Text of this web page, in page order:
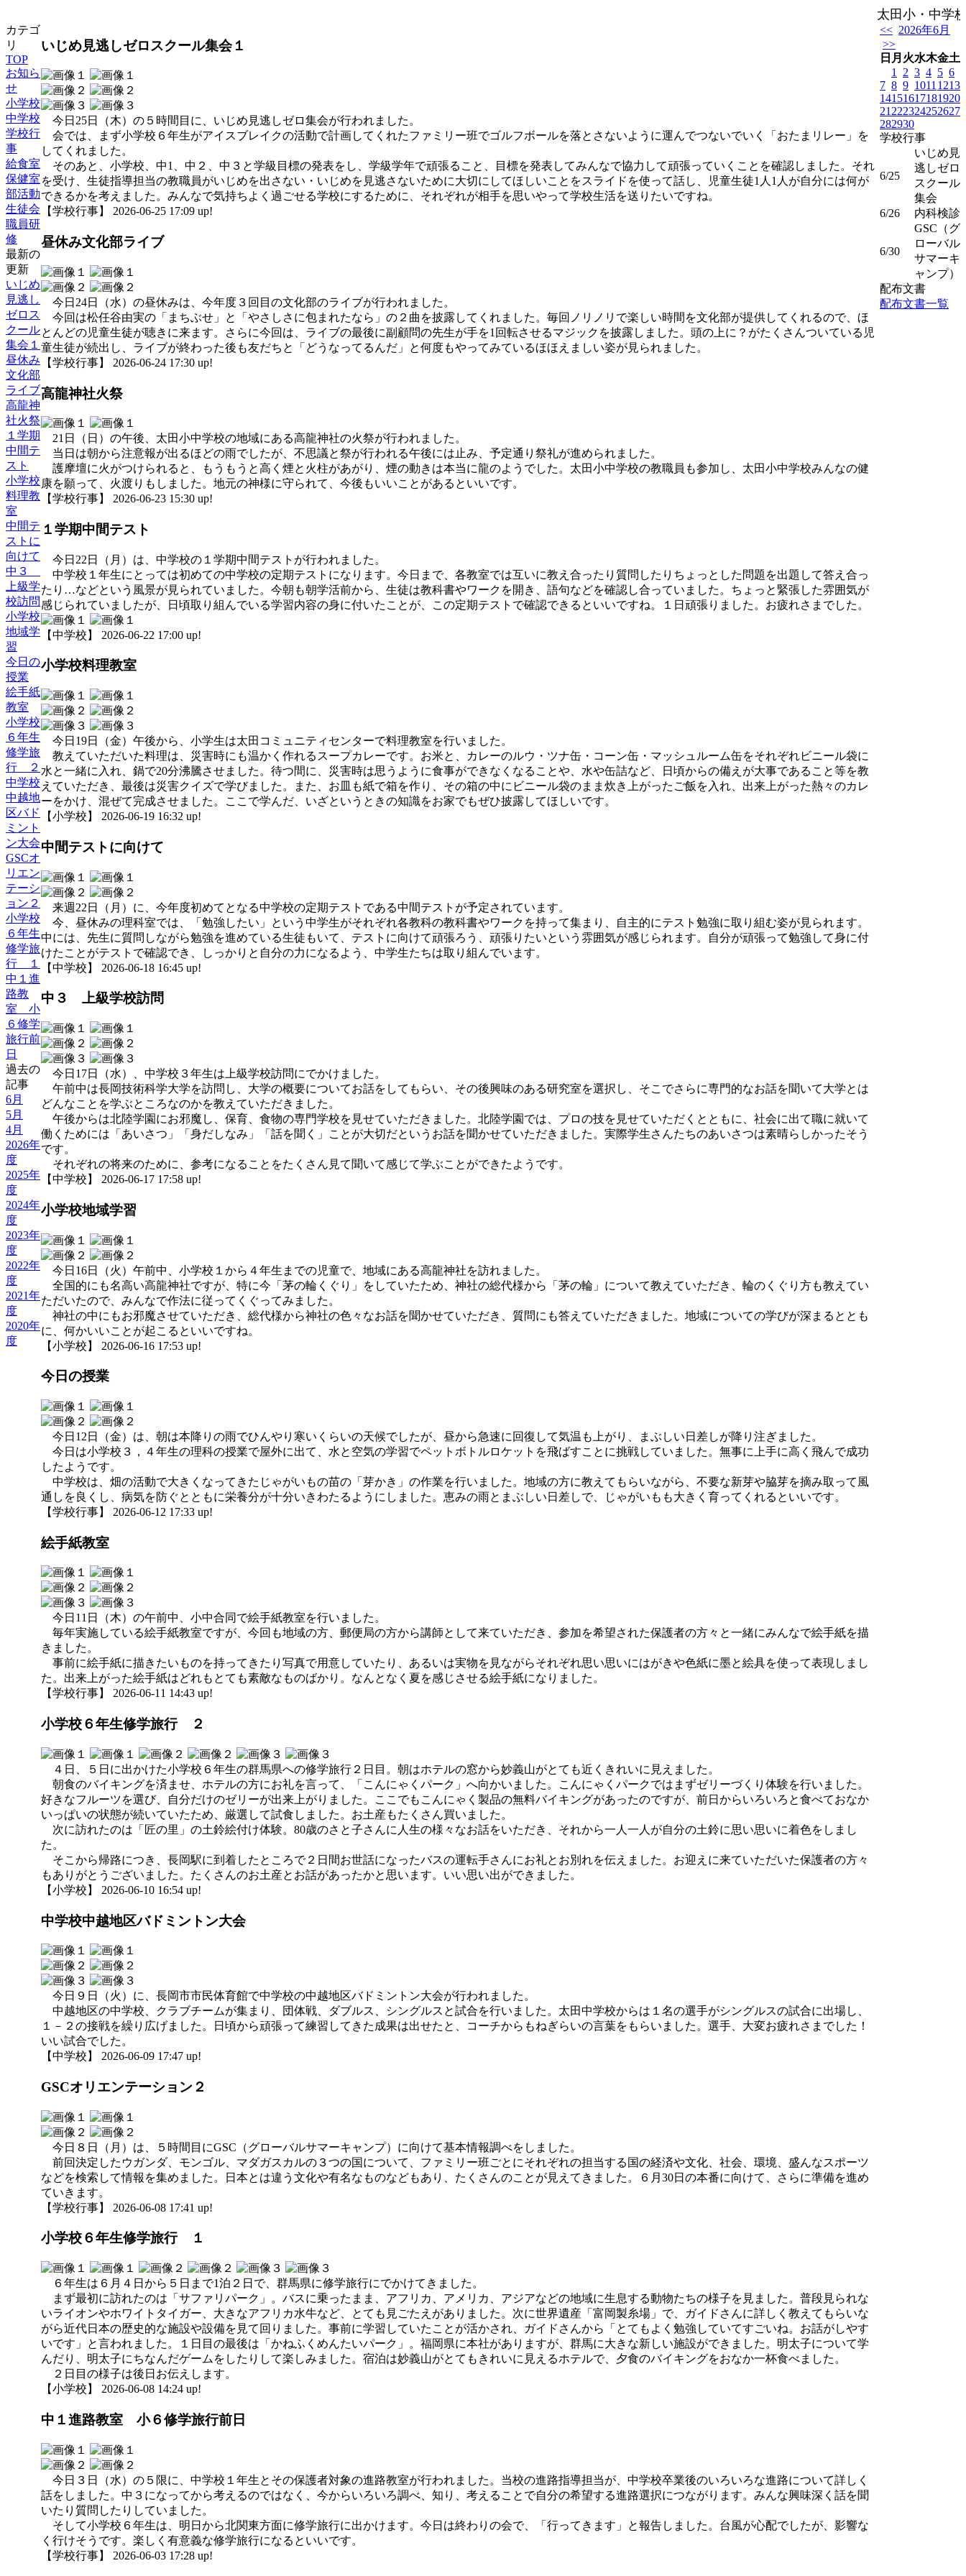
太田小・中学校
カテゴ
リ
TOP
お知ら
せ
小学校
中学校
学校行
事
給食室
保健室
部活動
生徒会
職員研
修
最新の
更新
いじめ
見逃し
ゼロス
クール
集会１
昼休み
文化部
ライブ
高龍神
社火祭
１学期
中間テ
スト
小学校
料理教
室
中間テ
ストに
向けて
中３
上級学
校訪問
小学校
地域学
習
今日の
授業
絵手紙
教室
小学校
６年生
修学旅
行 ２
中学校
中越地
区バド
ミント
ン大会
GSCオ
リエン
テーシ
ョン２
小学校
６年生
修学旅
行 １
中１進
路教
室 小
６修学
旅行前
日
過去の
記事
6月
5月
4月
2026年
度
2025年
度
2024年
度
2023年
度
2022年
度
2021年
度
2020年
度
いじめ見逃しゼロスクール集会１
今日25日（木）の５時間目に、いじめ見逃しゼロ集会が行われました。
会では、まず小学校６年生がアイスブレイクの活動で計画してくれたファミリー班でゴルフボールを落とさないように運んでつないでいく「おたまリレー」を
してくれました。
そのあと、小学校、中1、中２、中３と学級目標の発表をし、学級学年で頑張ること、目標を発表してみんなで協力して頑張っていくことを確認しました。それ
を受け、生徒指導担当の教職員がいじめを出さない・いじめを見逃さないために大切にしてほしいことをスライドを使って話し、児童生徒1人1人が自分には何が
できるかを考えました。みんなで気持ちよく過ごせる学校にするために、それぞれが相手を思いやって学校生活を送りたいですね。
【学校行事】 2026-06-25 17:09 up!
昼休み文化部ライブ
今日24日（水）の昼休みは、今年度３回目の文化部のライブが行われました。
今回は松任谷由実の「まちぶせ」と「やさしさに包まれたなら」の２曲を披露してくれました。毎回ノリノリで楽しい時間を文化部が提供してくれるので、ほ
とんどの児童生徒が聴きに来ます。さらに今回は、ライブの最後に副顧問の先生が手を1回転させるマジックを披露しました。頭の上に？がたくさんついている児
童生徒が続出し、ライブが終わった後も友だちと「どうなってるんだ」と何度もやってみているほほえましい姿が見られました。
【学校行事】 2026-06-24 17:30 up!
高龍神社火祭
21日（日）の午後、太田小中学校の地域にある高龍神社の火祭が行われました。
当日は朝から注意報が出るほどの雨でしたが、不思議と祭が行われる午後には止み、予定通り祭礼が進められました。
護摩壇に火がつけられると、もうもうと高く煙と火柱があがり、煙の動きは本当に龍のようでした。太田小中学校の教職員も参加し、太田小中学校みんなの健
康を願って、火渡りもしました。地元の神様に守られて、今後もいいことがあるといいです。
【学校行事】 2026-06-23 15:30 up!
１学期中間テスト
今日22日（月）は、中学校の１学期中間テストが行われました。
中学校１年生にとっては初めての中学校の定期テストになります。今日まで、各教室では互いに教え合ったり質問したりちょっとした問題を出題して答え合っ
たり…などという風景が見られていました。今朝も朝学活前から、生徒は教科書やワークを開き、語句などを確認し合っていました。ちょっと緊張した雰囲気が
感じられていましたが、日頃取り組んでいる学習内容の身に付いたことが、この定期テストで確認できるといいですね。１日頑張りました。お疲れさまでした。
【中学校】 2026-06-22 17:00 up!
小学校料理教室
今日19日（金）午後から、小学生は太田コミュニティセンターで料理教室を行いました。
教えていただいた料理は、災害時にも温かく作れるスープカレーです。お米と、カレーのルウ・ツナ缶・コーン缶・マッシュルーム缶をそれぞれビニール袋に
水と一緒に入れ、鍋で20分沸騰させました。待つ間に、災害時は思うように食事ができなくなることや、水や缶詰など、日頃からの備えが大事であること等を教
えていただき、最後は災害クイズで学びました。また、お皿も紙で箱を作り、その箱の中にビニール袋のまま炊き上がったご飯を入れ、出来上がった熱々のカレ
ーをかけ、混ぜて完成させました。ここで学んだ、いざというときの知識をお家でもぜひ披露してほしいです。
【小学校】 2026-06-19 16:32 up!
中間テストに向けて
来週22日（月）に、今年度初めてとなる中学校の定期テストである中間テストが予定されています。
今、昼休みの理科室では、「勉強したい」という中学生がそれぞれ各教科の教科書やワークを持って集まり、自主的にテスト勉強に取り組む姿が見られます。
中には、先生に質問しながら勉強を進めている生徒もいて、テストに向けて頑張ろう、頑張りたいという雰囲気が感じられます。自分が頑張って勉強して身に付
けたことがテストで確認でき、しっかりと自分の力になるよう、中学生たちは取り組んでいます。
【中学校】 2026-06-18 16:45 up!
中３ 上級学校訪問
今日17日（水）、中学校３年生は上級学校訪問にでかけました。
午前中は長岡技術科学大学を訪問し、大学の概要についてお話をしてもらい、その後興味のある研究室を選択し、そこでさらに専門的なお話を聞いて大学とは
どんなことを学ぶところなのかを教えていただきました。
午後からは北陸学園にお邪魔し、保育、食物の専門学校を見せていただきました。北陸学園では、プロの技を見せていただくとともに、社会に出て職に就いて
働くためには「あいさつ」「身だしなみ」「話を聞く」ことが大切だというお話を聞かせていただきました。実際学生さんたちのあいさつは素晴らしかったそう
です。
それぞれの将来のために、参考になることをたくさん見て聞いて感じて学ぶことができたようです。
【中学校】 2026-06-17 17:58 up!
小学校地域学習
今日16日（火）午前中、小学校１から４年生までの児童で、地域にある高龍神社を訪れました。
全国的にも名高い高龍神社ですが、特に今「茅の輪くぐり」をしていたため、神社の総代様から「茅の輪」について教えていただき、輪のくぐり方も教えてい
ただいたので、みんなで作法に従ってくぐってみました。
神社の中にもお邪魔させていただき、総代様から神社の色々なお話を聞かせていただき、質問にも答えていただきました。地域についての学びが深まるととも
に、何かいいことが起こるといいですね。
【小学校】 2026-06-16 17:53 up!
今日の授業
今日12日（金）は、朝は本降りの雨でひんやり寒いくらいの天候でしたが、昼から急速に回復して気温も上がり、まぶしい日差しが降り注ぎました。
今日は小学校３，４年生の理科の授業で屋外に出て、水と空気の学習でペットボトルロケットを飛ばすことに挑戦していました。無事に上手に高く飛んで成功
したようです。
中学校は、畑の活動で大きくなってきたじゃがいもの苗の「芽かき」の作業を行いました。地域の方に教えてもらいながら、不要な新芽や脇芽を摘み取って風
通しを良くし、病気を防ぐとともに栄養分が十分いきわたるようにしました。恵みの雨とまぶしい日差しで、じゃがいもも大きく育ってくれるといいです。
【学校行事】 2026-06-12 17:33 up!
絵手紙教室
今日11日（木）の午前中、小中合同で絵手紙教室を行いました。
毎年実施している絵手紙教室ですが、今回も地域の方、郵便局の方から講師として来ていただき、参加を希望された保護者の方々と一緒にみんなで絵手紙を描
きました。
事前に絵手紙に描きたいものを持ってきたり写真で用意していたり、あるいは実物を見ながらそれぞれ思い思いにはがきや色紙に墨と絵具を使って表現しまし
た。出来上がった絵手紙はどれもとても素敵なものばかり。なんとなく夏を感じさせる絵手紙になりました。
【学校行事】 2026-06-11 14:43 up!
小学校６年生修学旅行 ２
４日、５日に出かけた小学校６年生の群馬県への修学旅行２日目。朝はホテルの窓から妙義山がとても近くきれいに見えました。
朝食のバイキングを済ませ、ホテルの方にお礼を言って、「こんにゃくパーク」へ向かいました。こんにゃくパークではまずゼリーづくり体験を行いました。
好きなフルーツを選び、自分だけのゼリーが出来上がりました。ここでもこんにゃく製品の無料バイキングがあったのですが、前日からいろいろと食べておなか
いっぱいの状態が続いていたため、厳選して試食しました。お土産もたくさん買いました。
次に訪れたのは「匠の里」の土鈴絵付け体験。80歳のさと子さんに人生の様々なお話をいただき、それから一人一人が自分の土鈴に思い思いに着色をしまし
た。
そこから帰路につき、長岡駅に到着したところで２日間お世話になったバスの運転手さんにお礼とお別れを伝えました。お迎えに来ていただいた保護者の方々
もありがとうございました。たくさんのお土産とお話があったかと思います。いい思い出ができました。
【小学校】 2026-06-10 16:54 up!
中学校中越地区バドミントン大会
今日９日（火）に、長岡市市民体育館で中学校の中越地区バドミントン大会が行われました。
中越地区の中学校、クラブチームが集まり、団体戦、ダブルス、シングルスと試合を行いました。太田中学校からは１名の選手がシングルスの試合に出場し、
１－２の接戦を繰り広げました。日頃から頑張って練習してきた成果は出せたと、コーチからもねぎらいの言葉をもらいました。選手、大変お疲れさまでした！
いい試合でした。
【中学校】 2026-06-09 17:47 up!
GSCオリエンテーション２
今日８日（月）は、５時間目にGSC（グローバルサマーキャンプ）に向けて基本情報調べをしました。
前回決定したウガンダ、モンゴル、マダガスカルの３つの国について、ファミリー班ごとにそれぞれの担当する国の経済や文化、社会、環境、盛んなスポーツ
などを検索して情報を集めました。日本とは違う文化や有名なものなどもあり、たくさんのことが見えてきました。６月30日の本番に向けて、さらに準備を進め
ていきます。
【学校行事】 2026-06-08 17:41 up!
小学校６年生修学旅行 １
６年生は６月４日から５日まで1泊２日で、群馬県に修学旅行にでかけてきました。
まず最初に訪れたのは「サファリパーク」。バスに乗ったまま、アフリカ、アメリカ、アジアなどの地域に生息する動物たちの様子を見ました。普段見られな
いライオンやホワイトタイガー、大きなアフリカ水牛など、とても見ごたえがありました。次に世界遺産「富岡製糸場」で、ガイドさんに詳しく教えてもらいな
がら近代日本の歴史的な施設や設備を見て回りました。事前に学習していたことが活かされ、ガイドさんから「とてもよく勉強していてすごいね。お話がしやす
いです」と言われました。１日目の最後は「かねふくめんたいパーク」。福岡県に本社がありますが、群馬に大きな新しい施設ができました。明太子について学
んだり、明太子にちなんだゲームをしたりして楽しみました。宿泊は妙義山がとてもきれいに見えるホテルで、夕食のバイキングをおなか一杯食べました。
２日目の様子は後日お伝えします。
【小学校】 2026-06-08 14:24 up!
中１進路教室 小６修学旅行前日
今日３日（水）の５限に、中学校１年生とその保護者対象の進路教室が行われました。当校の進路指導担当が、中学校卒業後のいろいろな進路について詳しく
話をしました。中３になってから考えるのではなく、今からいろいろ調べ、知り、考えることで自分の希望する進路選択につながります。みんな興味深く話を聞
いたり質問したりしていました。
そして小学校６年生は、明日から北関東方面に修学旅行に出かけます。今日は終わりの会で、「行ってきます」と報告しました。台風が心配でしたが、影響な
く行けそうです。楽しく有意義な修学旅行になるといいです。
【学校行事】 2026-06-03 17:28 up!
<< 2026年6月
>>
日 月 火水木金土
1
2 3 4 5 6
7 8 9 1011 1213
14151617181920
21 222324252627
282930
学校行事
6/25
いじめ見
逃しゼロ
スクール
集会
6/26
内科検診
6/30
GSC（グ
ローバル
サマーキ
ャンプ）
配布文書
配布文書一覧